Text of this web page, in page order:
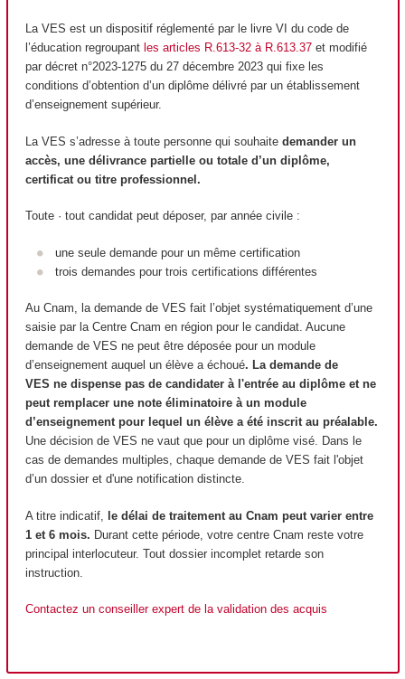
La VES est un dispositif réglementé par le livre VI du code de
l’éducation regroupant les articles R.613-32 à R.613.37 et modifié
par décret n°2023-1275 du 27 décembre 2023 qui fixe les
conditions d’obtention d’un diplôme délivré par un établissement
d’enseignement supérieur.
La VES s’adresse à toute personne qui souhaite demander un
accès, une délivrance partielle ou totale d’un diplôme,
certificat ou titre professionnel.
Toute · tout candidat peut déposer, par année civile :
une seule demande pour un même certification
trois demandes pour trois certifications différentes
Au Cnam, la demande de VES fait l’objet systématiquement d’une
saisie par la Centre Cnam en région pour le candidat. Aucune
demande de VES ne peut être déposée pour un module
d’enseignement auquel un élève a échoué. La demande de
VES ne dispense pas de candidater à l'entrée au diplôme etne
peut remplacer une note éliminatoire à un module
d’enseignement pour lequel un élève a été inscrit au préalable.
Une décision de VES ne vaut que pour un diplôme visé. Dans le
cas de demandes multiples, chaque demande de VES fait l'objet
d’un dossier et d'une notification distincte.
A titre indicatif,
le délai de traitement au Cnam peut varier entre
1 et 6 mois. Durant cette période, votre centre Cnam reste votre
principal interlocuteur. Tout dossier incomplet retarde son
instruction.
Contactez un conseiller expert de la validation des acquis